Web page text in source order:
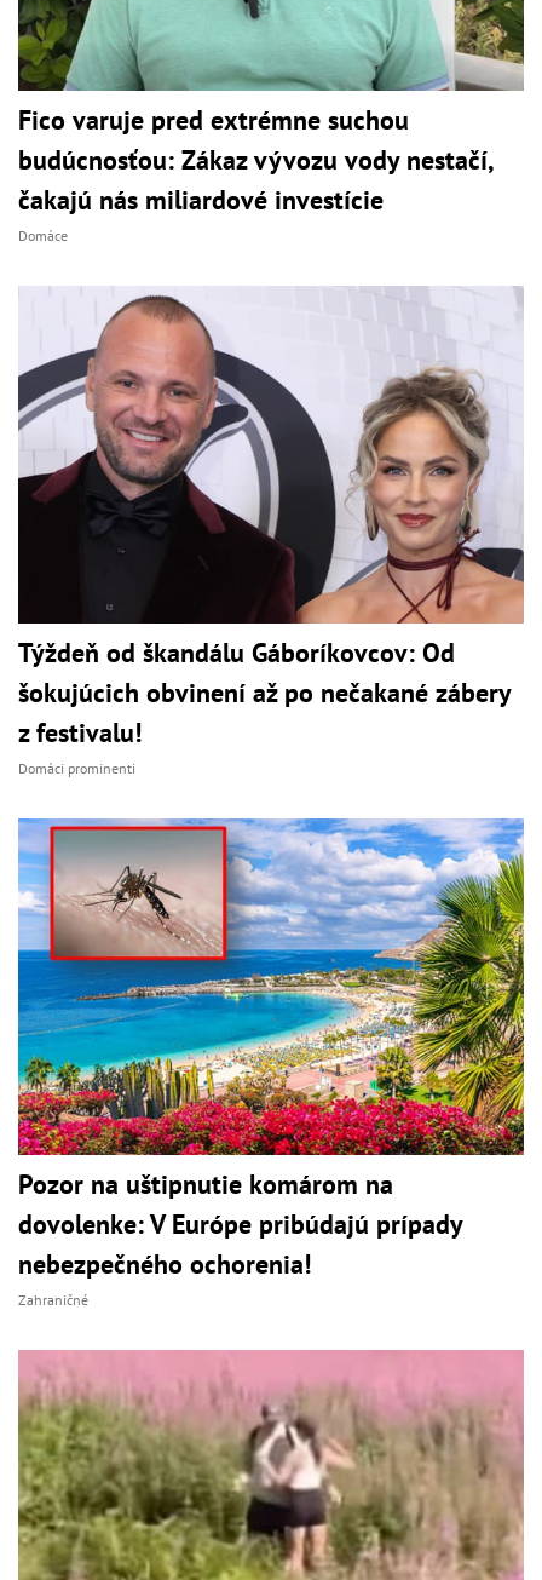
Fico varuje pred extrémne suchou
budúcnosťou: Zákaz vývozu vody nestačí,
čakajú nás miliardové investície
Domáce
Týždeň od škandálu Gáboríkovcov: Od
šokujúcich obvinení až po nečakané zábery
z festivalu!
Domáci prominenti
Pozor na uštipnutie komárom na
dovolenke: V Európe pribúdajú prípady
nebezpečného ochorenia!
Zahraničné